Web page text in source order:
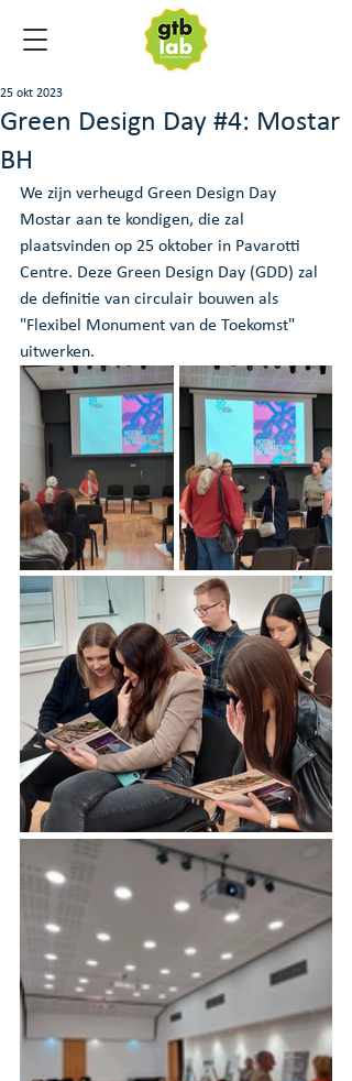
Green Design Day #4: Mostar
BH
25 okt 2023
We zijn verheugd Green Design Day
Mostar aan te kondigen, die zal
plaatsvinden op 25 oktober in Pavarotti
Centre. Deze Green Design Day (GDD) zal
de definitie van circulair bouwen als
"Flexibel Monument van de Toekomst"
uitwerken.